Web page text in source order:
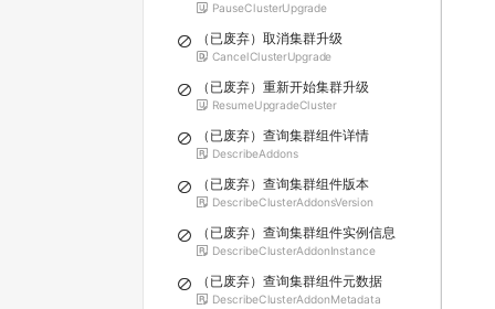
PauseClusterUpgrade
（已废弃）取消集群升级
CancelClusterUpgrade
（已废弃）重新开始集群升级
ResumeUpgradeCluster
（已废弃）查询集群组件详情
DescribeAddons
（已废弃）查询集群组件版本
DescribeClusterAddonsVersion
（已废弃）查询集群组件实例信息
DescribeClusterAddonInstance
（已废弃）查询集群组件元数据
DescribeClusterAddonMetadata